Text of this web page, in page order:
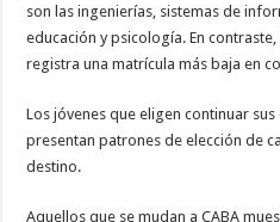
son las ingenierías, sistemas de
educación y psicología. En
registra una matrícula más baja en
Los jóvenes que eligen continuar
presentan patrones de elección de
destino.
Aquellos que se mudan a CABA